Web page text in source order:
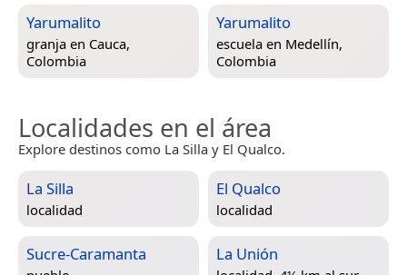
Yarumalito
granja en Cauca,
Colombia
Yarumalito
escuela en Medellín,
Colombia
Localidades en el área
Explore destinos como La Silla y El Qualco.
La Silla
localidad
El Qualco
localidad
Sucre-Caramanta La Unión